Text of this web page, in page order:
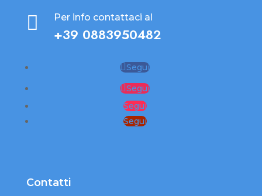
 Per info contattaci al
+39 0883950482
Segui
Segui
Segui
Segui
Contatti